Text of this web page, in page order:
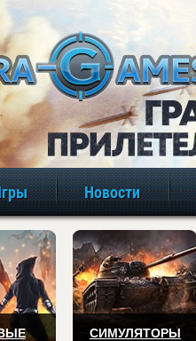
Новости
СИМУЛЯТОРЫ